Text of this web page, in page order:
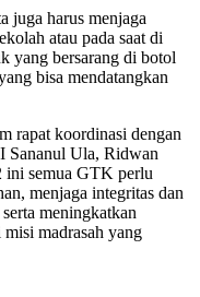
juga harus menjaga
atau pada saat di
yang bersarang di botol
bisa mendatangkan
rapat koordinasi dengan
Sananul Ula, Ridwan
ini semua GTK perlu
menjaga integritas dan
meningkatkan
madrasah yang